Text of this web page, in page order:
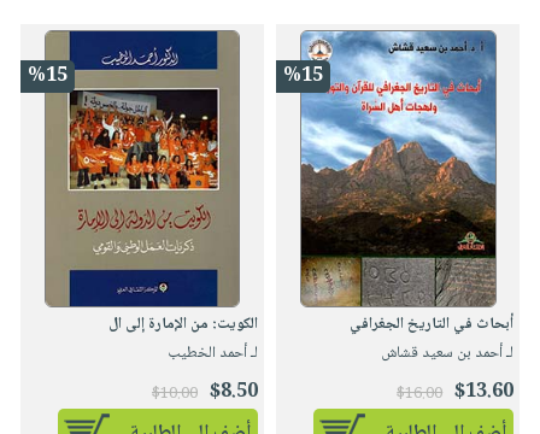
%15
أبحاث في التاريخ الجغرافي
لـ أحمد بن سعيد قشاش
$13.60
$16.00
%15
الكويت: من الإمارة إلى ال
لـ أحمد الخطيب
$8.50
$10.00